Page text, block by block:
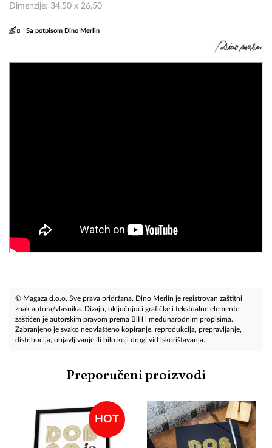
Dimenzije: 34,50 x 26,50
Sa potpisom Dino Merlin
© Magaza d.o.o. Sve prava pridržana. Dino Merlin je registrovan zaštitni
znak autora/vlasnika. Dizajn, uključujući grafičke i tekstualne elemente,
zaštićen je autorskim pravom prema BiH i međunarodnim propisima.
Zabranjeno je svako neovlašteno kopiranje, reprodukcija, prepravljanje,
distribucija, objavljivanje ili bilo koji drugi vid iskorištavanja.
Preporučeni proizvodi
HOT